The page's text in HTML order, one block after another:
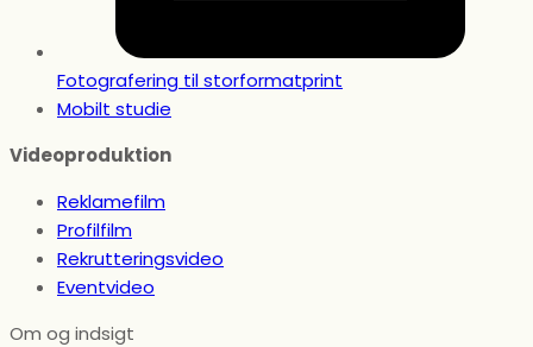
Fotografering til storformatprint
Mobilt studie
Videoproduktion
Reklamefilm
Profilfilm
Rekrutteringsvideo
Eventvideo
Om og indsigt